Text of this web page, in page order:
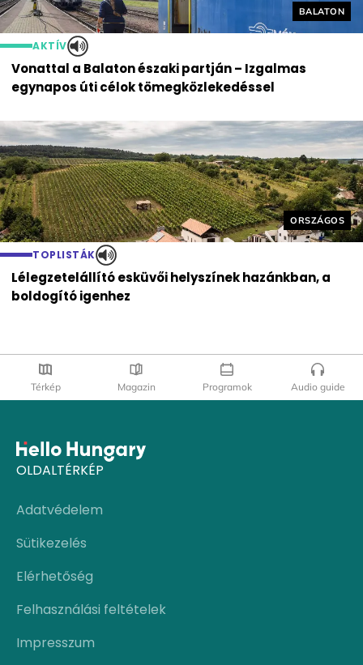
Helyszín
BALATON
AKTÍV
Vonattal a Balaton északi partján – Izgalmas
egynapos úti célok tömegközlekedéssel
Helyszín
ORSZÁGOS
TOPLISTÁK
Lélegzetelállító esküvői helyszínek hazánkban, a
boldogító igenhez
Térkép Magazin Programok Audio guide
OLDALTÉRKÉP
Adatvédelem
Sütikezelés
Elérhetőség
Felhasználási feltételek
Impresszum